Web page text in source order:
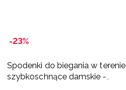
-23%
Spodenki do biegania w terenie
szybkoschnące damskie -